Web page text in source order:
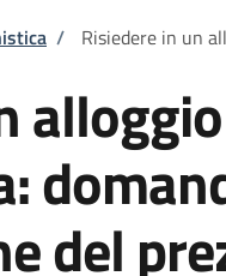
/ Risiedere in un
del